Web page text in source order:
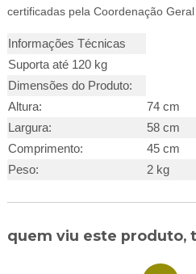
certificadas pela Coordenação
Informações Técnicas
Suporta até 120 kg
Dimensões do Produto:
Altura:
74 cm
Largura:
58 cm
Comprimento:
45 cm
Peso:
2 kg
quem viu este produto,